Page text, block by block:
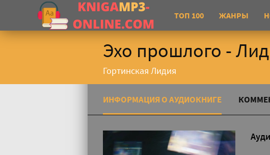
ТОП 100 ЖАНРЫ
Эхо прошлого -
Гортинская Лидия
ИНФОРМАЦИЯ О АУДИОКНИГЕ